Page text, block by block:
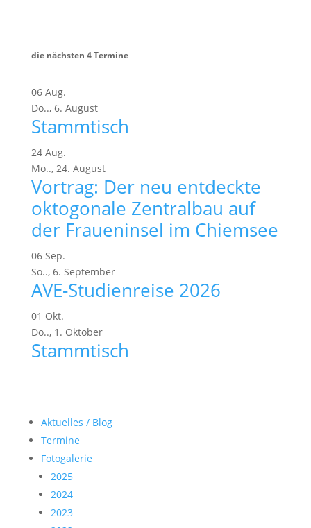
die nächsten 4 Termine
06 Aug.
Do.., 6. August
Stammtisch
24 Aug.
Mo.., 24. August
Vortrag: Der neu entdeckte
oktogonale Zentralbau auf
der Fraueninsel im Chiemsee
06 Sep.
So.., 6. September
AVE-Studienreise 2026
01 Okt.
Do.., 1. Oktober
Stammtisch
Aktuelles / Blog
Termine
Fotogalerie
2025
2024
2023